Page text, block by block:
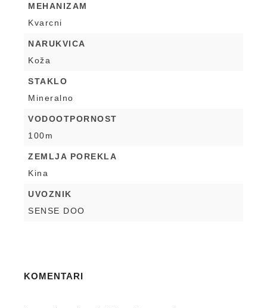
MEHANIZAM
Kvarcni
NARUKVICA
Koža
STAKLO
Mineralno
VODOOTPORNOST
100m
ZEMLJA POREKLA
Kina
UVOZNIK
SENSE DOO
KOMENTARI